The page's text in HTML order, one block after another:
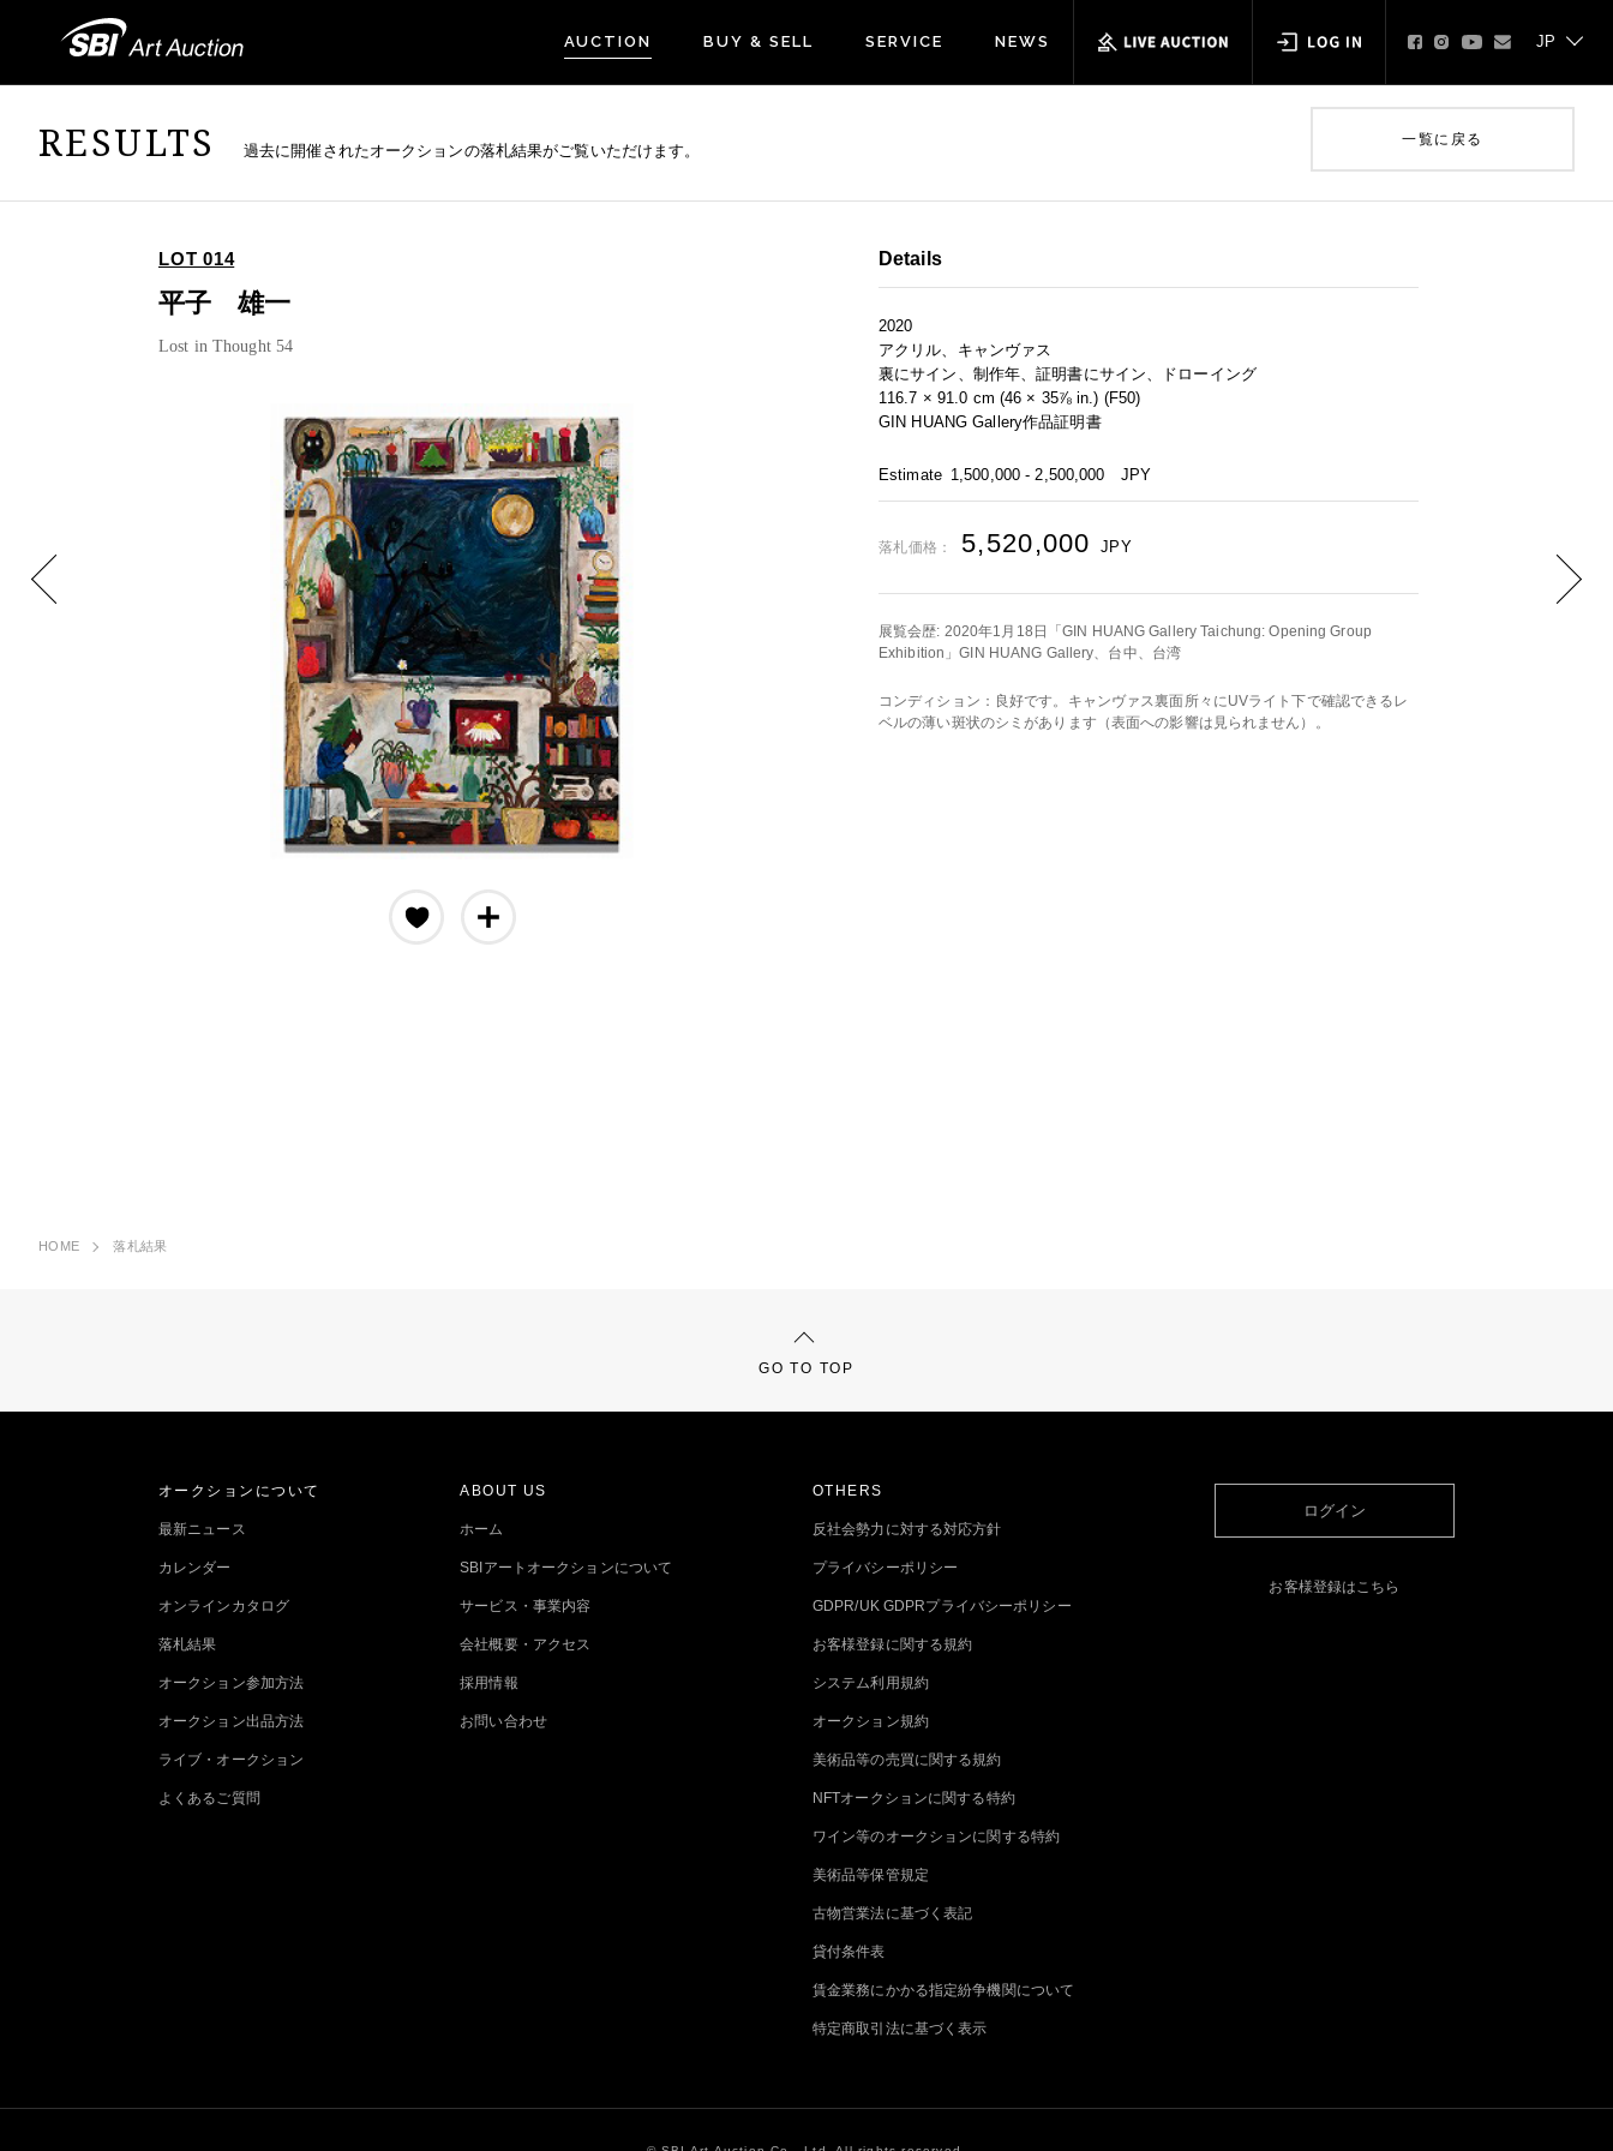
AUCTION BUY & SELL SERVICE NEWS
RESULTS 過去に開催されたオークションの落札結果がご覧いただけます。
一覧に戻る
LOT 014
平子 雄一
Lost in Thought 54
Details
2020
アクリル、キャンヴァス
裏にサイン、制作年、証明書にサイン、ドローイング
116.7 × 91.0 cm (46 × 35⅞ in.) (F50)
GIN HUANG Gallery作品証明書
Estimate 1,500,000 - 2,500,000 JPY
落札価格： 5,520,000 JPY
展覧会歴: 2020年1月18日「GIN HUANG Gallery Taichung: Opening Group
Exhibition」GIN HUANG Gallery、台中、台湾
コンディション：良好です。キャンヴァス裏面所々にUVライト下で確認できるレ
ベルの薄い斑状のシミがあります（表面への影響は見られません）。
HOME 落札結果
GO TO TOP
オークションについて
最新ニュース
カレンダー
オンラインカタログ
落札結果
オークション参加方法
オークション出品方法
ライブ・オークション
よくあるご質問
ABOUT US
ホーム
SBIアートオークションについて
サービス・事業内容
会社概要・アクセス
採用情報
お問い合わせ
OTHERS
反社会勢力に対する対応方針
プライバシーポリシー
GDPR/UK GDPRプライバシーポリシー
お客様登録に関する規約
システム利用規約
オークション規約
美術品等の売買に関する規約
NFTオークションに関する特約
ワイン等のオークションに関する特約
美術品等保管規定
古物営業法に基づく表記
貸付条件表
賃金業務にかかる指定紛争機関について
特定商取引法に基づく表示
ログイン
お客様登録はこちら